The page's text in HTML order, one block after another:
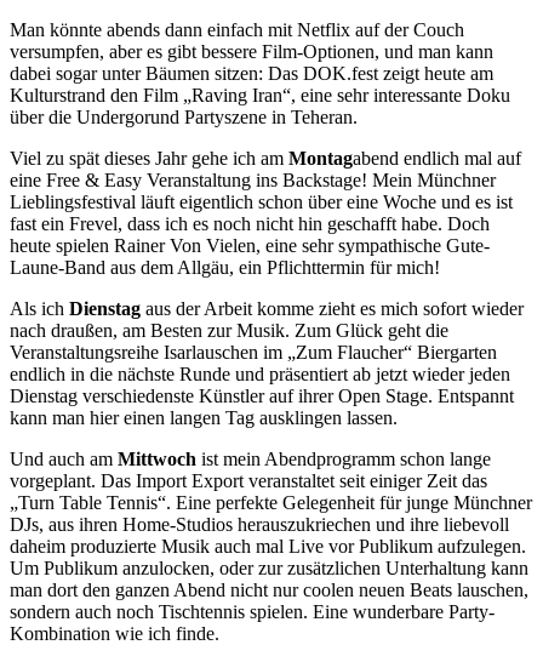
Man könnte abends dann einfach mit Netflix auf der Couch
versumpfen, aber es gibt bessere Film-Optionen, und man kann
dabei sogar unter Bäumen sitzen: Das DOK.fest zeigt heute am
Kulturstrand den Film „Raving Iran“, eine sehr interessante Doku
über die Undergorund Partyszene in Teheran.
Viel zu spät dieses Jahr gehe ich am Montagabend endlich mal auf
eine Free & Easy Veranstaltung ins Backstage! Mein Münchner
Lieblingsfestival läuft eigentlich schon über eine Woche und es ist
fast ein Frevel, dass ich es noch nicht hin geschafft habe. Doch
heute spielen Rainer Von Vielen, eine sehr sympathische Gute-
Laune-Band aus dem Allgäu, ein Pflichttermin für mich!
Als ich Dienstag aus der Arbeit komme zieht es mich sofort wieder
nach draußen, am Besten zur Musik. Zum Glück geht die
Veranstaltungsreihe Isarlauschen im „Zum Flaucher“ Biergarten
endlich in die nächste Runde und präsentiert ab jetzt wieder jeden
Dienstag verschiedenste Künstler auf ihrer Open Stage. Entspannt
kann man hier einen langen Tag ausklingen lassen.
Und auch am Mittwoch ist mein Abendprogramm schon lange
vorgeplant. Das Import Export veranstaltet seit einiger Zeit das
„Turn Table Tennis“. Eine perfekte Gelegenheit für junge Münchner
DJs, aus ihren Home-Studios herauszukriechen und ihre liebevoll
daheim produzierte Musik auch mal Live vor Publikum aufzulegen.
Um Publikum anzulocken, oder zur zusätzlichen Unterhaltung kann
man dort den ganzen Abend nicht nur coolen neuen Beats lauschen,
sondern auch noch Tischtennis spielen. Eine wunderbare Party-
Kombination wie ich finde.